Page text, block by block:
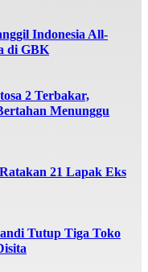
Indonesia All-
di GBK
2 Terbakar,
Menunggu
21 Lapak Eks
Tutup Tiga Toko